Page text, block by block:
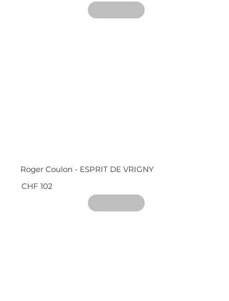
Roger Coulon - ESPRIT DE VRIGNY
CHF 102